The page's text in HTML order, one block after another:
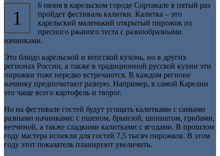
1
6 июня в карельском городе Сортавале в пятый раз
пройдет фестиваль калитки. Калитка – это
карельский маленький открытый пирожок из
пресного ржаного теста с разнообразными
начинками.
Это блюдо карельской и вепсской кухонь, но в других
регионах России, а также в традиционной русской кухни эти
пирожки тоже нередко встречаются. В каждом регионе
начинку предпочитают разную. Например, в самой Карелии
это чаще всего картофель и творог.
Но на фестивале гостей будут угощать калитками с самыми
разными начинками: с пшеном, брынзой, шпинатом, грибами,
ветчиной, а также сладкими калитками с ягодами. В прошлом
году мастера испекли для гостей 7,5 тысяч пирожков. В этом
году этот показатель планируют увеличить.